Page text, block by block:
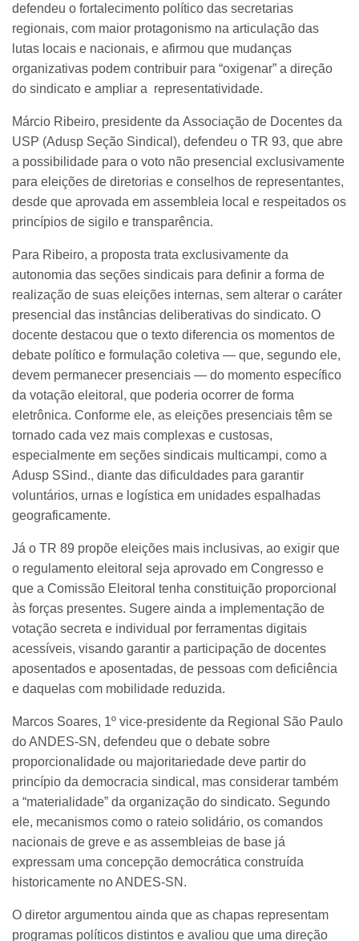
defendeu o fortalecimento político das secretarias
regionais, com maior protagonismo na articulação das
lutas locais e nacionais, e afirmou que mudanças
organizativas podem contribuir para “oxigenar” a direção
do sindicato e ampliar a representatividade.
Márcio Ribeiro, presidente da Associação de Docentes da
USP (Adusp Seção Sindical), defendeu o TR 93, que abre
a possibilidade para o voto não presencial exclusivamente
para eleições de diretorias e conselhos de representantes,
desde que aprovada em assembleia local e respeitados os
princípios de sigilo e transparência.
Para Ribeiro, a proposta trata exclusivamente da
autonomia das seções sindicais para definir a forma de
realização de suas eleições internas, sem alterar o caráter
presencial das instâncias deliberativas do sindicato. O
docente destacou que o texto diferencia os momentos de
debate político e formulação coletiva — que, segundo ele,
devem permanecer presenciais — do momento específico
da votação eleitoral, que poderia ocorrer de forma
eletrônica. Conforme ele, as eleições presenciais têm se
tornado cada vez mais complexas e custosas,
especialmente em seções sindicais multicampi, como a
Adusp SSind., diante das dificuldades para garantir
voluntários, urnas e logística em unidades espalhadas
geograficamente.
Já o TR 89 propõe eleições mais inclusivas, ao exigir que
o regulamento eleitoral seja aprovado em Congresso e
que a Comissão Eleitoral tenha constituição proporcional
às forças presentes. Sugere ainda a implementação de
votação secreta e individual por ferramentas digitais
acessíveis, visando garantir a participação de docentes
aposentados e aposentadas, de pessoas com deficiência
e daquelas com mobilidade reduzida.
Marcos Soares, 1º vice-presidente da Regional São Paulo
do ANDES-SN, defendeu que o debate sobre
proporcionalidade ou majoritariedade deve partir do
princípio da democracia sindical, mas considerar também
a “materialidade” da organização do sindicato. Segundo
ele, mecanismos como o rateio solidário, os comandos
nacionais de greve e as assembleias de base já
expressam uma concepção democrática construída
historicamente no ANDES-SN.
O diretor argumentou ainda que as chapas representam
programas políticos distintos e avaliou que uma direção